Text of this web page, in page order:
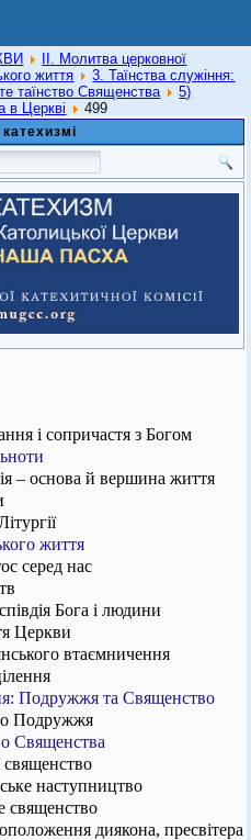
ІІ. Молитва церковної
життя
3. Таїнства служіння:
таїнство Священства
5)
в Церкві
499
і сопричастя з Богом
– основа й вершина життя
життя
серед нас
Бога і людини
Церкви
втаємничення
Подружжя та Священство
Подружжя
Священства
наступництво
священство
диякона, пресвітера